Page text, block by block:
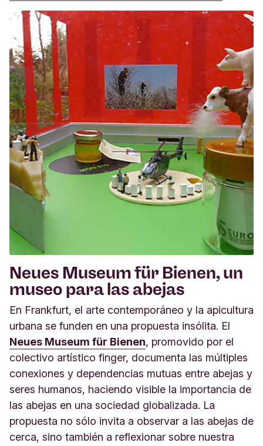
Neues Museum für Bienen, un
museo para las abejas
En Frankfurt, el arte contemporáneo y la apicultura
urbana se funden en una propuesta insólita. El
Neues Museum für Bienen, promovido por el
colectivo artístico finger, documenta las múltiples
conexiones y dependencias mutuas entre abejas y
seres humanos, haciendo visible la importancia de
las abejas en una sociedad globalizada. La
propuesta no sólo invita a observar a las abejas de
cerca, sino también a reflexionar sobre nuestra